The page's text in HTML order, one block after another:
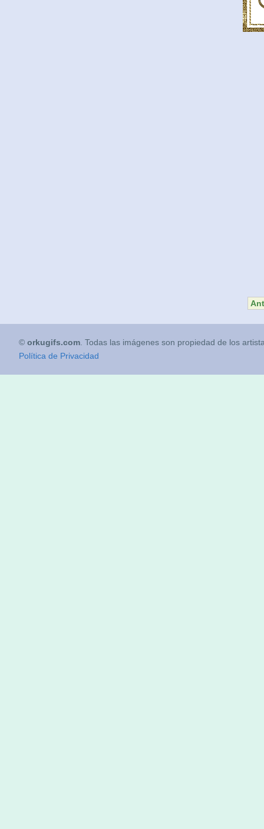
© orkugifs.com. Todas las imágenes son propiedad de los
Política de Privacidad